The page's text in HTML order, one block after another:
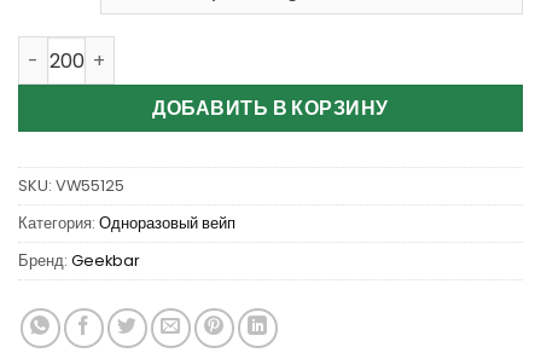
Количество Wholesale Geekbar Skyview 25K Disposable
ДОБАВИТЬ В КОРЗИНУ
SKU: VW55125
Категория: Одноразовый вейп
Бренд: Geekbar